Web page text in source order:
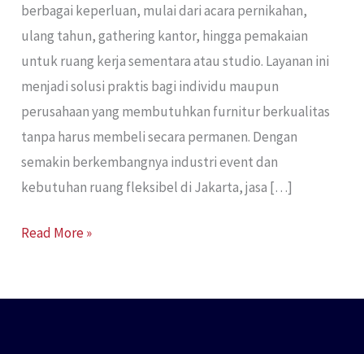
berbagai keperluan, mulai dari acara pernikahan,
ulang tahun, gathering kantor, hingga pemakaian
untuk ruang kerja sementara atau studio. Layanan ini
menjadi solusi praktis bagi individu maupun
perusahaan yang membutuhkan furnitur berkualitas
tanpa harus membeli secara permanen. Dengan
semakin berkembangnya industri event dan
kebutuhan ruang fleksibel di Jakarta, jasa […]
Read More »